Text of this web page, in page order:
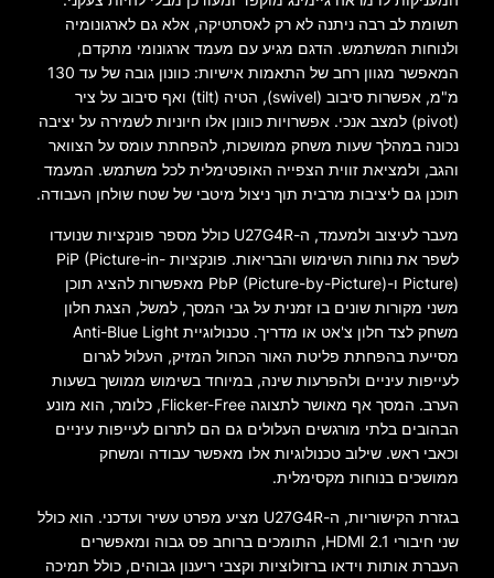
תשומת לב רבה ניתנה לא רק לאסתטיקה, אלא גם לארגונומיה
ולנוחות המשתמש. הדגם מגיע עם מעמד ארגונומי מתקדם,
המאפשר מגוון רחב של התאמות אישיות: כוונון גובה של עד 130
מ"מ, אפשרות סיבוב (swivel), הטיה (tilt) ואף סיבוב על ציר
(pivot) למצב אנכי. אפשרויות כוונון אלו חיוניות לשמירה על יציבה
נכונה במהלך שעות משחק ממושכות, להפחתת עומס על הצוואר
והגב, ולמציאת זווית הצפייה האופטימלית לכל משתמש. המעמד
תוכנן גם ליציבות מרבית תוך ניצול מיטבי של שטח שולחן העבודה.
מעבר לעיצוב ולמעמד, ה-U27G4R כולל מספר פונקציות שנועדו
לשפר את נוחות השימוש והבריאות. פונקציות PiP (Picture-in-
Picture) ו-PbP (Picture-by-Picture) מאפשרות להציג תוכן
משני מקורות שונים בו זמנית על גבי המסך, למשל, הצגת חלון
משחק לצד חלון צ'אט או מדריך. טכנולוגיית Anti-Blue Light
מסייעת בהפחתת פליטת האור הכחול המזיק, העלול לגרום
לעייפות עיניים ולהפרעות שינה, במיוחד בשימוש ממושך בשעות
הערב. המסך אף מאושר לתצוגה Flicker-Free, כלומר, הוא מונע
הבהובים בלתי מורגשים העלולים גם הם לתרום לעייפות עיניים
וכאבי ראש. שילוב טכנולוגיות אלו מאפשר עבודה ומשחק
ממושכים בנוחות מקסימלית.
בגזרת הקישוריות, ה-U27G4R מציע מפרט עשיר ועדכני. הוא כולל
שני חיבורי HDMI 2.1, התומכים ברוחב פס גבוה ומאפשרים
העברת אותות וידאו ברזולוציות וקצבי ריענון גבוהים, כולל תמיכה